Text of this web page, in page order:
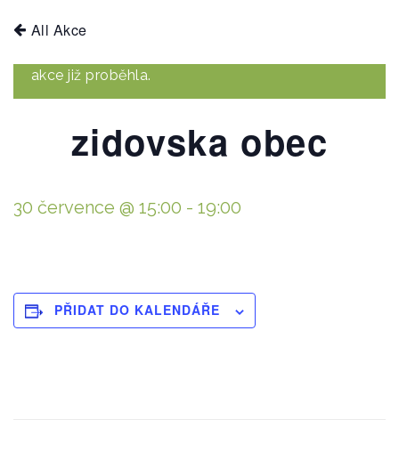
All Akce
akce již proběhla.
zidovska obec
30 července @ 15:00 - 19:00
PŘIDAT DO KALENDÁŘE